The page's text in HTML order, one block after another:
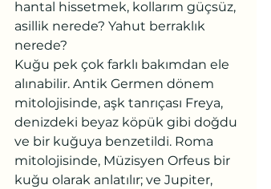
hantal hissetmek, kollarım güçsüz,
asillik nerede? Yahut berraklık
nerede?
Kuğu pek çok farklı bakımdan ele
alınabilir. Antik Germen dönem
mitolojisinde, aşk tanrıçası Freya,
denizdeki beyaz köpük gibi doğdu
ve bir kuğuya benzetildi. Roma
mitolojisinde, Müzisyen Orfeus bir
kuğu olarak anlatılır; ve Jupiter,